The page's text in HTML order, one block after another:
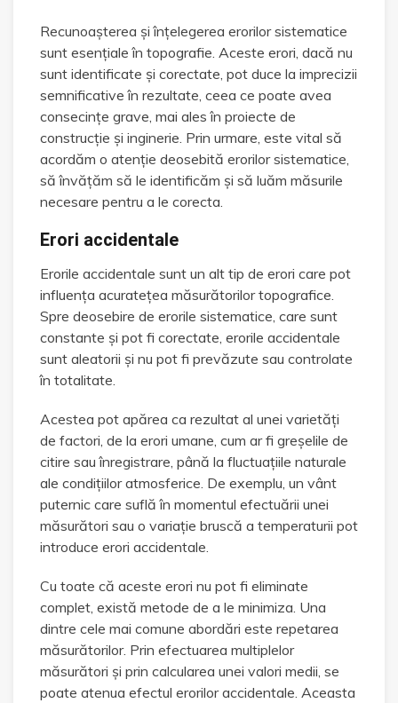
Recunoașterea și înțelegerea erorilor sistematice
sunt esențiale în topografie. Aceste erori, dacă nu
sunt identificate și corectate, pot duce la imprecizii
semnificative în rezultate, ceea ce poate avea
consecințe grave, mai ales în proiecte de
construcție și inginerie. Prin urmare, este vital să
acordăm o atenție deosebită erorilor sistematice,
să învățăm să le identificăm și să luăm măsurile
necesare pentru a le corecta.
Erori accidentale
Erorile accidentale sunt un alt tip de erori care pot
influența acuratețea măsurătorilor topografice.
Spre deosebire de erorile sistematice, care sunt
constante și pot fi corectate, erorile accidentale
sunt aleatorii și nu pot fi prevăzute sau controlate
în totalitate.
Acestea pot apărea ca rezultat al unei varietăți
de factori, de la erori umane, cum ar fi greșelile de
citire sau înregistrare, până la fluctuațiile naturale
ale condițiilor atmosferice. De exemplu, un vânt
puternic care suflă în momentul efectuării unei
măsurători sau o variație bruscă a temperaturii pot
introduce erori accidentale.
Cu toate că aceste erori nu pot fi eliminate
complet, există metode de a le minimiza. Una
dintre cele mai comune abordări este repetarea
măsurătorilor. Prin efectuarea multiplelor
măsurători și prin calcularea unei valori medii, se
poate atenua efectul erorilor accidentale. Aceasta